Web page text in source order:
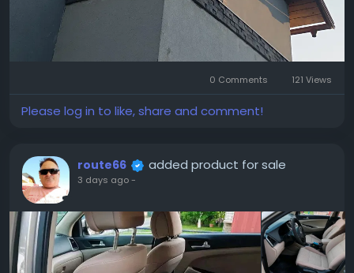
0 Comments 121 Views
Please log in to like, share and comment!
route66 added product for sale
3 days ago-